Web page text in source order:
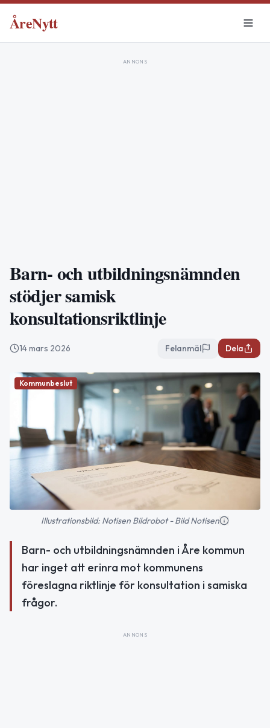
ÅreNytt
ANNONS
Barn- och utbildningsnämnden
stödjer samisk
konsultationsriktlinje
14 mars 2026 Felanmäl Dela
Kommunbeslut
Illustrationsbild: Notisen Bildrobot - Bild Notisen
Barn- och utbildningsnämnden i Åre kommun
har inget att erinra mot kommunens
föreslagna riktlinje för konsultation i samiska
frågor.
ANNONS